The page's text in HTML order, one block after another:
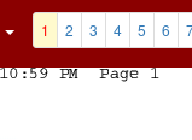
1 2 3 4 5 6